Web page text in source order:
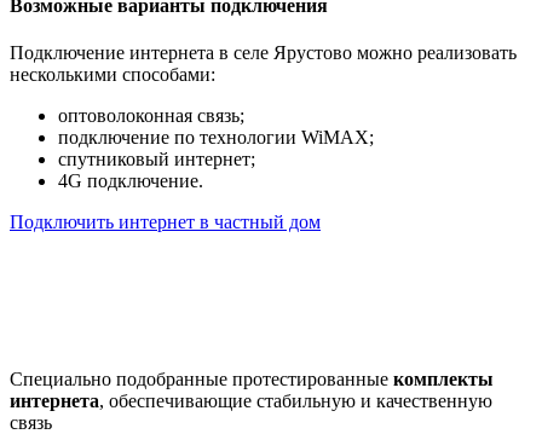
Возможные варианты подключения
Подключение интернета в селе Ярустово можно реализовать
несколькими способами:
оптоволоконная связь;
подключение по технологии WiMAX;
спутниковый интернет;
4G подключение.
Подключить интернет в частный дом
Специально подобранные протестированные комплекты
интернета, обеспечивающие стабильную и качественную
связь